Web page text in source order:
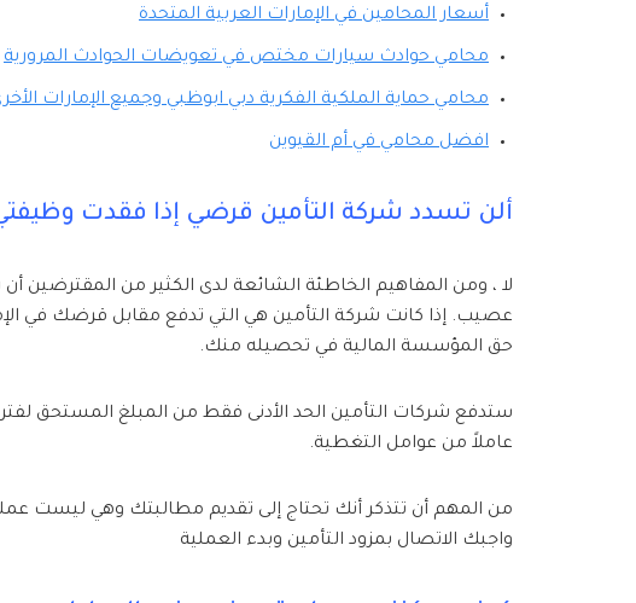
أسعار المحامين في الإمارات العربية المتحدة
محامي حوادث سيارات مختص في تعويضات الحوادث المرورية
محامي حماية الملكية الفكرية دبي ابوظبي وجميع الإمارات
افضل محامي في أم القيوين
ألن تسدد شركة التأمين قرضي إذا فقدت
لا ، ومن المفاهيم الخاطئة الشائعة لدى الكثير من
عصيب. إذا كانت شركة التأمين هي التي تدفع مقابل قرضك في
حق المؤسسة المالية في تحصيله منك.
ستدفع شركات التأمين الحد الأدنى فقط من المبلغ المستحق لفترة
عاملاً من عوامل التغطية.
من المهم أن تتذكر أنك تحتاج إلى تقديم مطالبتك وهي ليست عملية
واجبك الاتصال بمزود التأمين وبدء العملية